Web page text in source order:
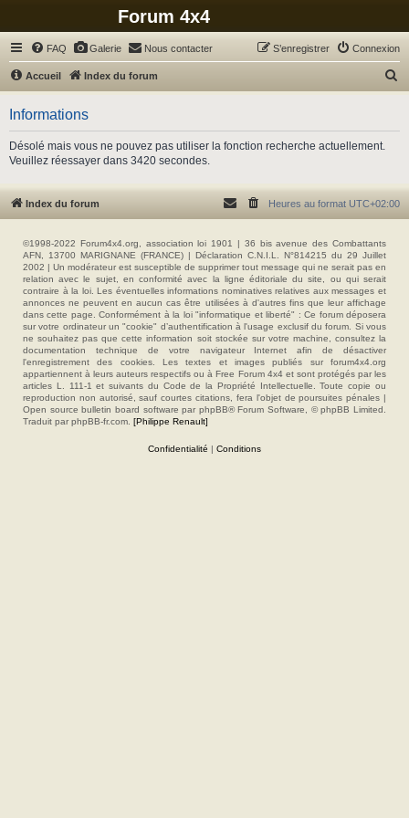
Forum 4x4
FAQ Galerie Nous contacter Connexion
S’enregistrer
Accueil Index du forum
c
Informations
Désolé mais vous ne pouvez pas utiliser la fonction recherche actuellement.
Veuillez réessayer dans 3420 secondes.
Index du forum Heures au format UTC+02:00
©1998-2022 Forum4x4.org, association loi 1901 | 36 bis avenue des Combattants
AFN, 13700 MARIGNANE (FRANCE) | Déclaration C.N.I.L. N°814215 du 29 Juillet
2002 | Un modérateur est susceptible de supprimer tout message qui ne serait pas en
relation avec le sujet, en conformité avec la ligne éditoriale du site, ou qui serait
contraire à la loi. Les éventuelles informations nominatives relatives aux messages et
annonces ne peuvent en aucun cas être utilisées à d'autres fins que leur affichage
dans cette page. Conformément à la loi "informatique et liberté" : Ce forum déposera
sur votre ordinateur un "cookie" d’authentification à l'usage exclusif du forum. Si vous
ne souhaitez pas que cette information soit stockée sur votre machine, consultez la
documentation technique de votre navigateur Internet afin de désactiver
l'enregistrement des cookies. Les textes et images publiés sur forum4x4.org
appartiennent à leurs auteurs respectifs ou à Free Forum 4x4 et sont protégés par les
articles L. 111-1 et suivants du Code de la Propriété Intellectuelle. Toute copie ou
reproduction non autorisé, sauf courtes citations, fera l'objet de poursuites pénales |
Open source bulletin board software par phpBB® Forum Software, © phpBB Limited.
Traduit par phpBB-fr.com. [Philippe Renault]
Confidentialité | Conditions